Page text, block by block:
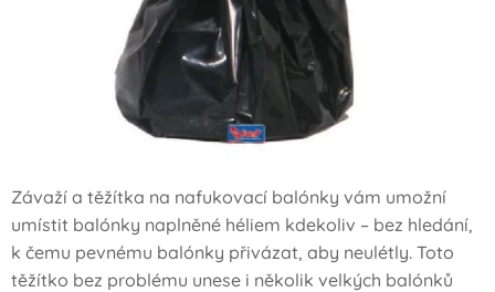
Závaží a těžítka na nafukovací balónky vám umožní
umístit balónky naplněné héliem kdekoliv – bez hledání,
k čemu pevnému balónky přivázat, aby neulétly. Toto
těžítko bez problému unese i několik velkých balónků